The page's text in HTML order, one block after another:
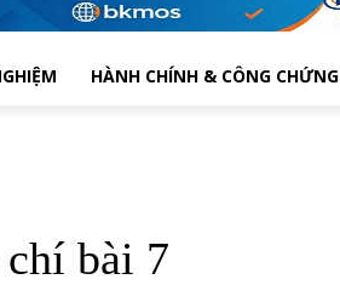
HÀNH CHÍNH & CÔNG CHỨNG
bài 7